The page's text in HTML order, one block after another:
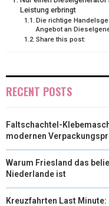
E
R
K
Leistung erbringt
Die richtige
Angebot an
Share this post:
RECENT POSTS
Faltschachtel-
modernen
Warum Friesland das
Niederlande ist
Kreuzfahrten Last